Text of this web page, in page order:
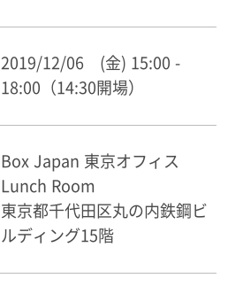
2019/12/06 (金) 15:00 -
18:00（14:30開場）
Box Japan 東京オフィス
Lunch Room
東京都千代田区丸の内鉄鋼ビ
ルディング15階